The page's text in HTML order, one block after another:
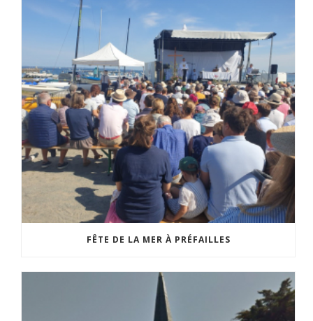
FÊTE DE LA MER À PRÉFAILLES